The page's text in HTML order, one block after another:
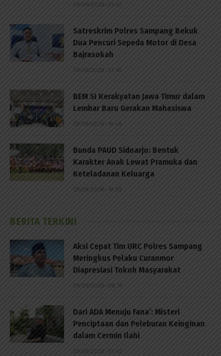
09/08/2026 - 01:42
Satreskrim Polres Sampang Bekuk
Dua Pencuri Sepeda Motor di Desa
Bajrasokah
08/08/2026 - 21:48
BEM SI Kerakyatan Jawa Timur dalam
Lembar Baru Gerakan Mahasiswa
08/08/2026 - 18:48
Bunda PAUD Sidoarjo: Bentuk
Karakter Anak Lewat Pramuka dan
Keteladanan Keluarga
08/08/2026 - 18:39
BERITA TERKINI
Aksi Cepat Tim URC Polres Sampang
Meringkus Pelaku Curanmor
Diapresiasi Tokoh Masyarakat
09/08/2026 - 08:18
Dari ADA Menuju Fana’: Misteri
Penciptaan dan Peleburan Keinginan
dalam Cermin Ilahi
09/08/2026 - 01:42